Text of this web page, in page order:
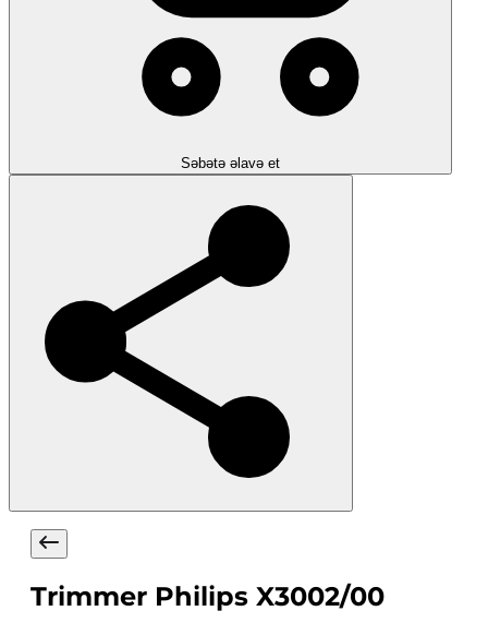
Səbətə əlavə et
Trimmer Philips X3002/00